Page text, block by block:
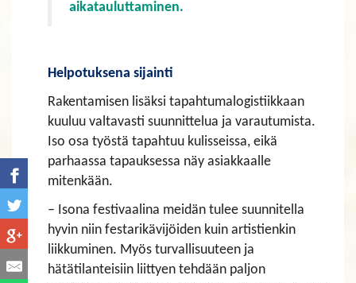
aikatauluttaminen.
Helpotuksena sijainti
Rakentamisen lisäksi tapahtumalogistiikkaan
kuuluu valtavasti suunnittelua ja varautumista.
Iso osa työstä tapahtuu kulisseissa, eikä
parhaassa tapauksessa näy asiakkaalle
mitenkään.
– Isona festivaalina meidän tulee suunnitella
hyvin niin festarikävijöiden kuin artistienkin
liikkuminen. Myös turvallisuuteen ja
hätätilanteisiin liittyen tehdään paljon